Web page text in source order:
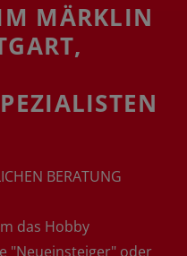
MÄRKLIN
BERATUNG
das Hobby
"Neueinsteiger" oder